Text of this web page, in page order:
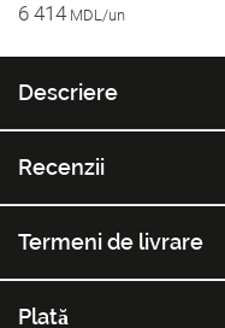
6 414 MDL/un
Descriere
Recenzii
Termeni de livrare
Plată